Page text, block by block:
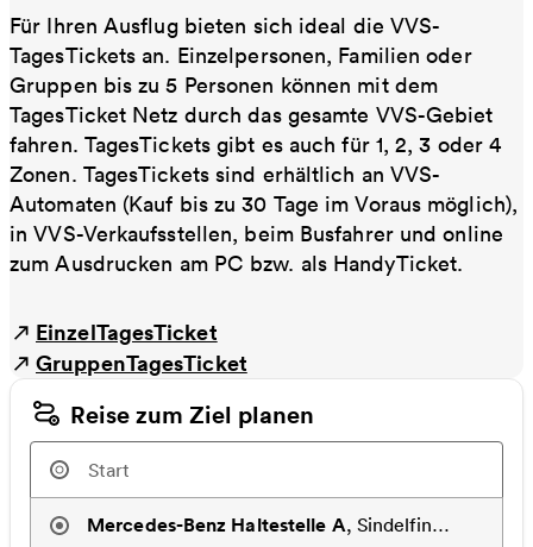
Für Ihren Ausflug bieten sich ideal die VVS-
TagesTickets an. Einzelpersonen, Familien oder
Gruppen bis zu 5 Personen können mit dem
TagesTicket Netz durch das gesamte VVS-Gebiet
fahren. TagesTickets gibt es auch für 1, 2, 3 oder 4
Zonen. TagesTickets sind erhältlich an VVS-
Automaten (Kauf bis zu 30 Tage im Voraus möglich),
in VVS-Verkaufsstellen, beim Busfahrer und online
zum Ausdrucken am PC bzw. als HandyTicket.
EinzelTagesTicket
GruppenTagesTicket
Reise zum Ziel planen
Mercedes-Benz Haltestelle A, Sindelfingen